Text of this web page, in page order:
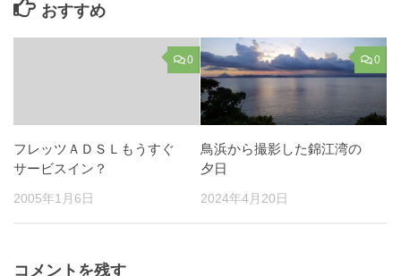
おすすめ
0
フレッツＡＤＳＬもうすぐ
サービスイン？
2005年1月6日
0
鳥浜から撮影した錦江湾の
夕日
2024年4月20日
コメントを残す